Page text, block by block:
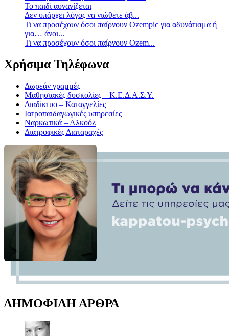
Το παιδί αυνανίζεται
Δεν υπάρχει λόγος να νιώθετε άβ...
Τι να προσέχουν όσοι παίρνουν Ozempic για αδυνάτισμα ή
για… άνοι...
Τι να προσέχουν όσοι παίρνουν Ozem...
Χρήσιμα Τηλέφωνα
Δωρεάν γραμμές
Μαθησιακές δυσκολίες – Κ.Ε.Δ.Α.Σ.Υ.
Διαδίκτυο – Καταγγελίες
Ιατροπαιδαγωγικές υπηρεσίες
Ναρκωτικά – Αλκοόλ
Διατροφικές Διαταραχές
ΔΗΜΟΦΙΛΗ ΑΡΘΡΑ